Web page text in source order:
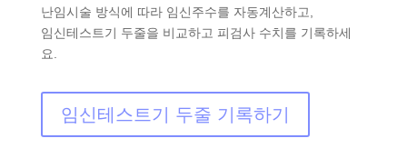
난임시술 방식에 따라 임신주수를 자동계산하고,
임신테스트기 두줄을 비교하고 피검사 수치를 기록하세
요.
임신테스트기 두줄 기록하기